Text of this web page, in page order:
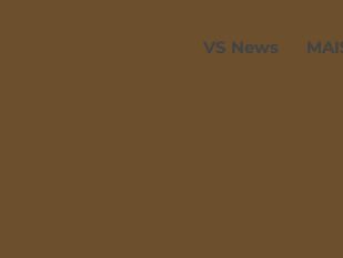
VS News